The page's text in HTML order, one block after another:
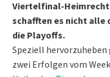
Viertelfinal-
schafften es nicht alle
die Playoffs.
Speziell hervorzuheben
zwei Erfolgen vom